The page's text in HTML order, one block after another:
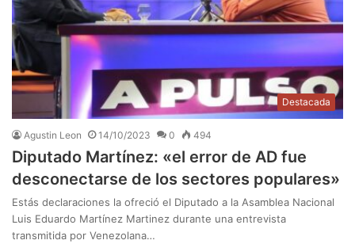
Destacada
Agustin Leon 14/10/2023 0 494
Diputado Martínez: «el error de AD fue
desconectarse de los sectores populares»
Estás declaraciones la ofreció el Diputado a la Asamblea Nacional
Luis Eduardo Martínez Martinez durante una entrevista
transmitida por Venezolana…